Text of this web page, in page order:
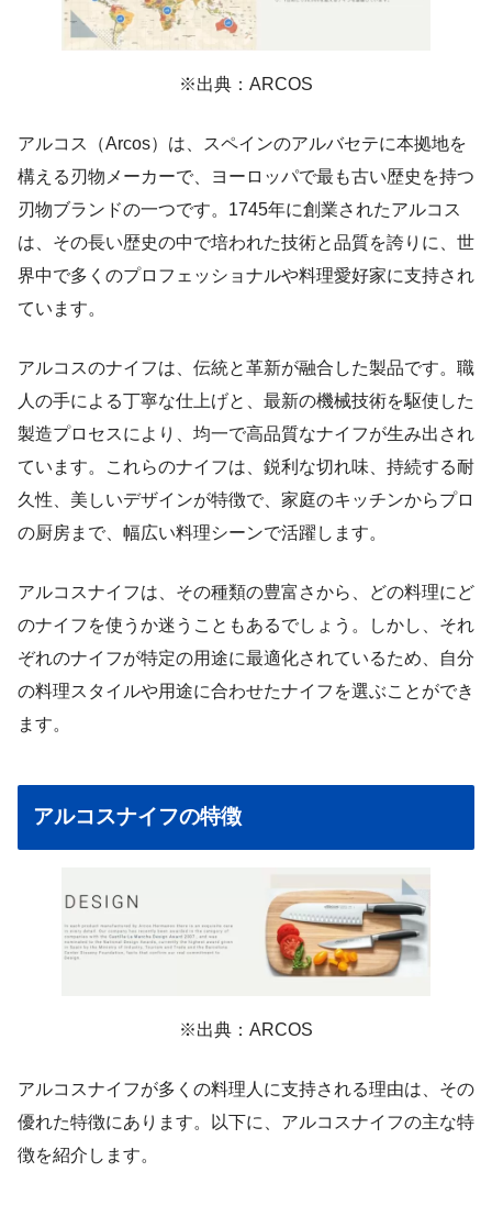
※出典：ARCOS
アルコス（Arcos）は、スペインのアルバセテに本拠地を
構える刃物メーカーで、ヨーロッパで最も古い歴史を持つ
刃物ブランドの一つです。1745年に創業されたアルコス
は、その長い歴史の中で培われた技術と品質を誇りに、世
界中で多くのプロフェッショナルや料理愛好家に支持され
ています。
アルコスのナイフは、伝統と革新が融合した製品です。職
人の手による丁寧な仕上げと、最新の機械技術を駆使した
製造プロセスにより、均一で高品質なナイフが生み出され
ています。これらのナイフは、鋭利な切れ味、持続する耐
久性、美しいデザインが特徴で、家庭のキッチンからプロ
の厨房まで、幅広い料理シーンで活躍します。
アルコスナイフは、その種類の豊富さから、どの料理にど
のナイフを使うか迷うこともあるでしょう。しかし、それ
ぞれのナイフが特定の用途に最適化されているため、自分
の料理スタイルや用途に合わせたナイフを選ぶことができ
ます。
アルコスナイフの特徴
※出典：ARCOS
アルコスナイフが多くの料理人に支持される理由は、その
優れた特徴にあります。以下に、アルコスナイフの主な特
徴を紹介します。